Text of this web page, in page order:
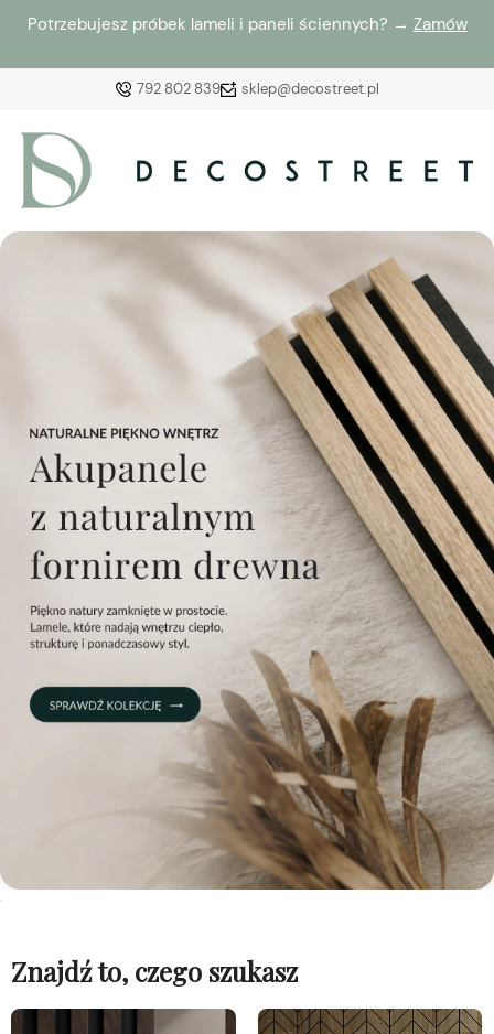
Potrzebujesz próbek lameli i paneli ściennych? → Zamów
792 802 839 sklep@decostreet.pl
Załóż konto
Wybierz coś dla siebie z naszej aktualnej oferty lub
zaloguj się, aby przywrócić dodane produkty do listy
z poprzedniej sesji.
Znajdź to, czego szukasz